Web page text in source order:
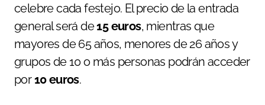
celebre cada festejo. El precio de la entrada
general será de15 euros, mientras que
mayores de 65 años, menores de 26 años y
grupos de 10 o más personas podrán acceder
por10 euros.